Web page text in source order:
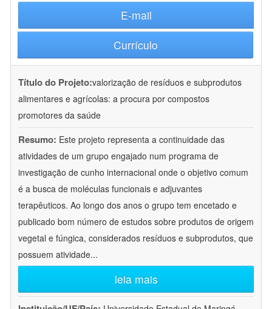
E-mail
Currículo
Título do Projeto:valorização de resíduos e subprodutos
alimentares e agrícolas: a procura por compostos
promotores da saúde
Resumo: Este projeto representa a continuidade das
atividades de um grupo engajado num programa de
investigação de cunho internacional onde o objetivo comum
é a busca de moléculas funcionais e adjuvantes
terapêuticos. Ao longo dos anos o grupo tem encetado e
publicado bom número de estudos sobre produtos de origem
vegetal e fúngica, considerados resíduos e subprodutos, que
possuem atividade...
leia mais